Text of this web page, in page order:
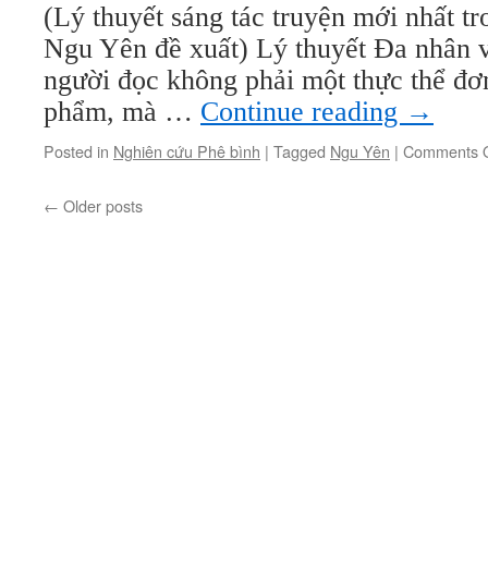
(Lý thuyết sáng tác truyện mới nhất
Ngu Yên đề xuất) Lý thuyết Đa nhân
người đọc không phải một thực thể
phẩm, mà … Continue reading →
Posted in Nghiên cứu Phê bình | Tagged Ngu Yên | Comments
← Older posts